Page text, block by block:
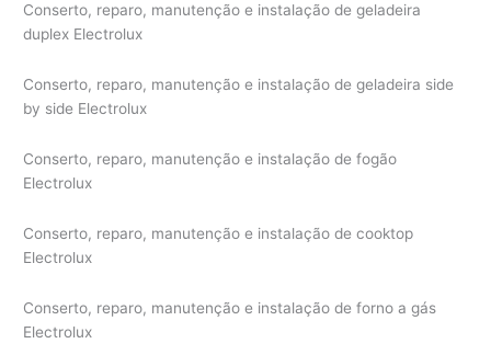
Conserto, reparo, manutenção e instalação de geladeira
duplex Electrolux
Conserto, reparo, manutenção e instalação de geladeira side
by side Electrolux
Conserto, reparo, manutenção e instalação de fogão
Electrolux
Conserto, reparo, manutenção e instalação de cooktop
Electrolux
Conserto, reparo, manutenção e instalação de forno a gás
Electrolux